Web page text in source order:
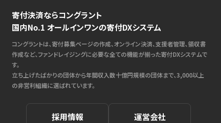
寄付決済ならコングラント
国内No.1 オールインワンの寄付DXシステム
コングラントは、寄付募集ページの作成、オンライン決済、支援者管理、領収書
作成など、ファンドレイジングに必要な全ての機能が揃った寄付DXシステムで
す。
立ち上げたばかりの団体から年間収入数十億円規模の団体まで、3,000以上
の非営利組織に選ばれています。
採用情報 運営会社